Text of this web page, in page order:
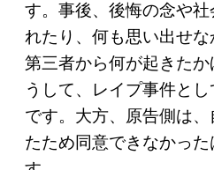
す。事後、後悔の念や
れたり、何も思い出せ
第三者から何が起きた
うして、レイプ事件と
です。大方、原告側は
たため同意できなかっ